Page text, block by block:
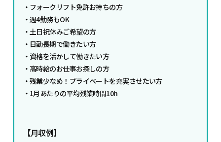
・フォークリフト免許お持ちの方
・週4勤務もOK
・土日祝休みご希望の方
・日勤長期で働きたい方
・資格を活かして働きたい方
・高時給のお仕事お探しの方
・残業少なめ！プライベートを充実させたい方
・1月あたりの平均残業時間10h
【月収例】